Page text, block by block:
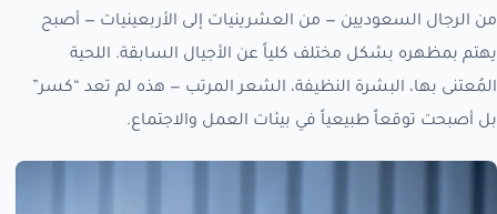
من الرجال السعوديين — من العشرينيات إلى الأربعينيات — أصبح
يهتم بمظهره بشكل مختلف كلياً عن الأجيال السابقة. اللحية
المُعتنى بها، البشرة النظيفة، الشعر المرتب — هذه لم تعد “كسر”
بل أصبحت توقعاً طبيعياً في بيئات العمل والاجتماع.